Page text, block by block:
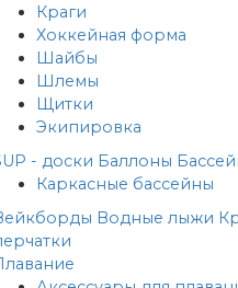
Краги
Хоккейная форма
Шайбы
Шлемы
Щитки
Экипировка
- доски Баллоны
Каркасные бассейны
Водные лыжи